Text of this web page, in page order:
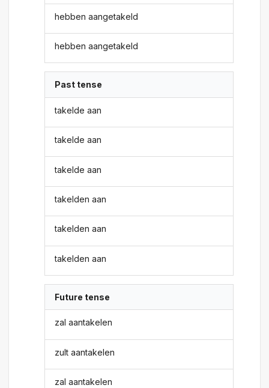
hebben aangetakeld
hebben aangetakeld
Past tense
takelde aan
takelde aan
takelde aan
takelden aan
takelden aan
takelden aan
Future tense
zal aantakelen
zult aantakelen
zal aantakelen